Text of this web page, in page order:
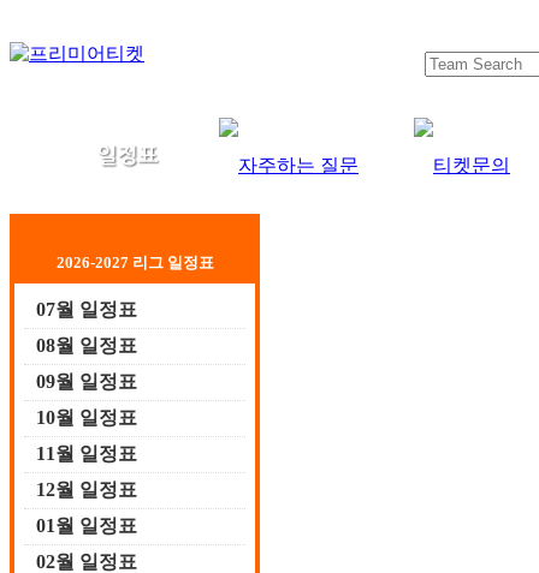
2026-2027 리그 일정표
07월 일정표
08월 일정표
09월 일정표
10월 일정표
11월 일정표
12월 일정표
01월 일정표
02월 일정표